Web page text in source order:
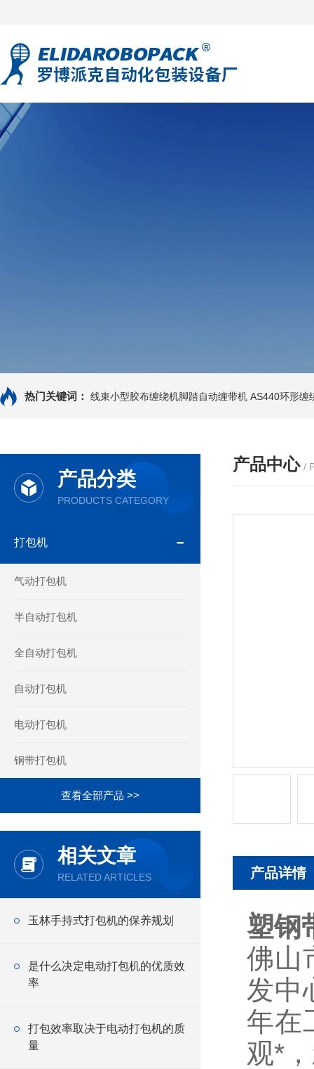
热门关键词： 线束小型胶布缠绕机脚踏自动缠带机 AS440环形缠
产品分类
PRODUCTS CATEGORY
打包机
气动打包机
半自动打包机
全自动打包机
自动打包机
电动打包机
钢带打包机
查看全部产品 >>
相关文章
RELATED ARTICLES
玉林手持式打包机的保养规划
是什么决定电动打包机的优质效
率
打包效率取决于电动打包机的质
量
产品中心 /
产品详情
塑钢
佛山
发中
年在
观*